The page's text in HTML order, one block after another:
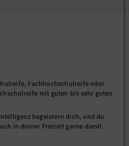
Fachhochschulreife oder
mit guten bis sehr guten
begeistern dich, und du
in deiner Freizeit gerne damit.